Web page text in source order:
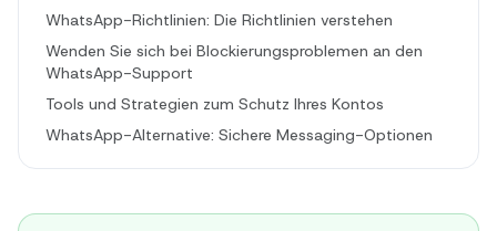
WhatsApp-Richtlinien: Die Richtlinien verstehen
Wenden Sie sich bei Blockierungsproblemen an den
WhatsApp-Support
Tools und Strategien zum Schutz Ihres Kontos
WhatsApp-Alternative: Sichere Messaging-Optionen